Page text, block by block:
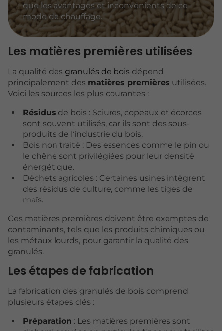
que les avantages et inconvénients de ce
mode de chauffage.
Les matières premières utilisées
La qualité des granulés de bois dépend
principalement des matières premières utilisées.
Voici les sources les plus courantes :
Résidus de bois : Sciures, copeaux et écorces
sont souvent utilisés, car ils sont des sous-
produits de l'industrie du bois.
Bois non traité : Des essences comme le pin ou
le chêne sont privilégiées pour leur densité
énergétique.
Déchets agricoles : Certaines usines intègrent
des résidus de culture, comme les tiges de
maïs.
Ces matières premières doivent être exemptes de
contaminants, tels que les produits chimiques ou
les métaux lourds, pour garantir la qualité des
granulés.
Les étapes de fabrication
La fabrication des granulés de bois comprend
plusieurs étapes clés :
Préparation : Les matières premières sont